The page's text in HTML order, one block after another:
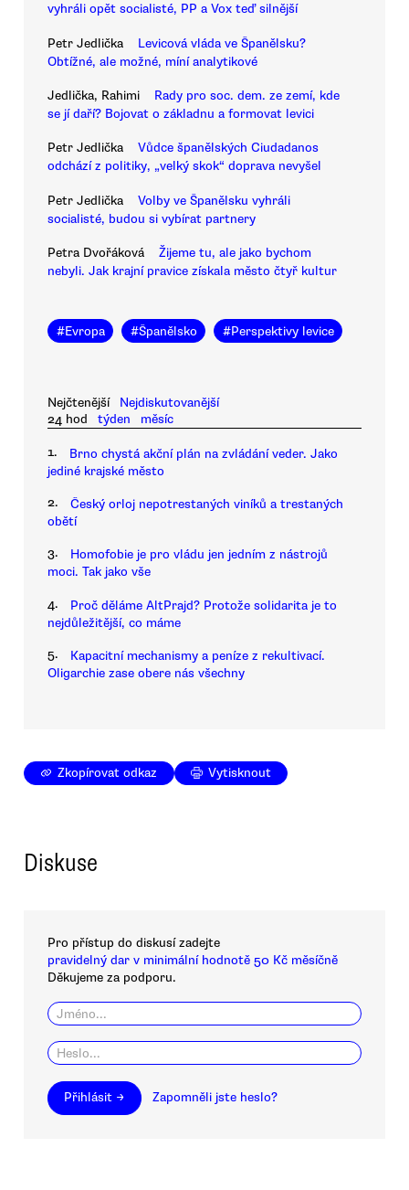
vyhráli opět socialisté, PP a Vox teď silnější
Petr Jedlička
Levicová vláda ve Španělsku?
Obtížné, ale možné, míní analytikové
Jedlička, Rahimi
Rady pro soc. dem. ze zemí, kde
se jí daří? Bojovat o základnu a formovat levici
Petr Jedlička
Vůdce španělských Ciudadanos
odchází z politiky, „velký skok“ doprava nevyšel
Petr Jedlička
Volby ve Španělsku vyhráli
socialisté, budou si vybírat partnery
Petra Dvořáková
Žijeme tu, ale jako bychom
nebyli. Jak krajní pravice získala město čtyř kultur
#Evropa #Španělsko #Perspektivy levice
Nejčtenější
Nejdiskutovanější
24 hod
týden měsíc
1.
Brno chystá akční plán na zvládání veder. Jako
jediné krajské město
2.
Český orloj nepotrestaných viníků a trestaných
obětí
3.
Homofobie je pro vládu jen jedním z nástrojů
moci. Tak jako vše
4.
Proč děláme AltPrajd? Protože solidarita je to
nejdůležitější, co máme
5.
Kapacitní mechanismy a peníze z rekultivací.
Oligarchie zase obere nás všechny
Zkopírovat odkaz Vytisknout
Diskuse
Pro přístup do diskusí zadejte
pravidelný dar v minimální hodnotě 50 Kč měsíčně
Děkujeme za podporu.
Přihlásit → Zapomněli jste heslo?